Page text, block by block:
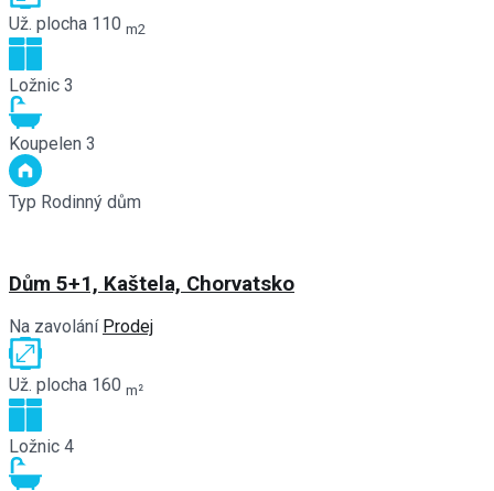
Už. plocha 110 m2
Ložnic 3
Koupelen 3
Typ Rodinný dům
Dům 5+1, Kaštela, Chorvatsko
Na zavolání Prodej
Už. plocha 160 m²
Ložnic 4